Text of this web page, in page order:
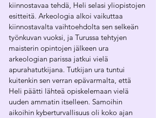
kiinnostavaa tehdä, Heli selasi yliopistojen
esitteitä. Arkeologia alkoi vaikuttaa
kiinnostavalta vaihtoehdolta sen selkeän
työnkuvan vuoksi, ja Turussa tehtyjen
maisterin opintojen jälkeen ura
arkeologian parissa jatkui vielä
apurahatutkijana. Tutkijan ura tuntui
kuitenkin sen verran epävarmalta, että
Heli päätti lähteä opiskelemaan vielä
uuden ammatin itselleen. Samoihin
aikoihin kyberturvallisuus oli koko ajan